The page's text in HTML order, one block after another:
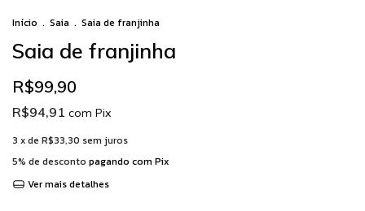
Início . Saia . Saia de franjinha
Saia de franjinha
R$99,90
R$94,91 com Pix
3 x de R$33,30 sem juros
5% de desconto pagando com Pix
Ver mais detalhes